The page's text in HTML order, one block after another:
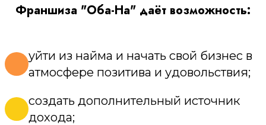
Франшиза "Оба-На" даёт возможность:
уйти из найма и начать свой бизнес в
атмосфере позитива и удовольствия;
создать дополнительный источник
дохода;